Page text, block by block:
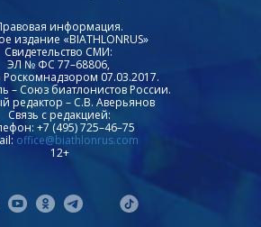
информация.
издание «BIATHLONRUS»
Свидетельство СМИ:
ЭЛ № ФС 77–68806,
Роскомнадзором 07.03.2017.
– Союз биатлонистов России.
редактор – С.В. Аверьянов
Связь с редакцией:
+7 (495) 725–46–75
office@biathlonrus.com
12+